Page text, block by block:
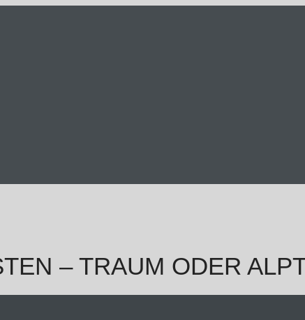
– TRAUM ODER